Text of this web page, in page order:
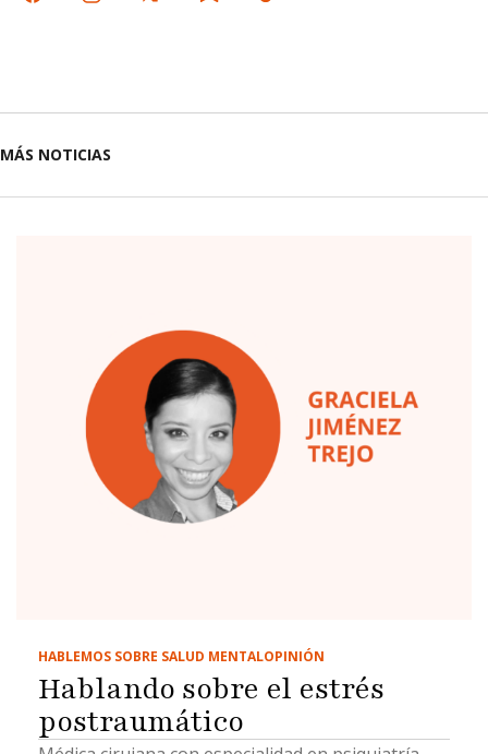
MÁS NOTICIAS
HABLEMOS SOBRE SALUD MENTALOPINIÓN
Hablando sobre el estrés
postraumático